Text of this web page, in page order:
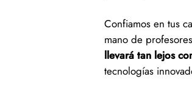
Confiamos en tus
mano de
llevará tan lejos
tecnologías